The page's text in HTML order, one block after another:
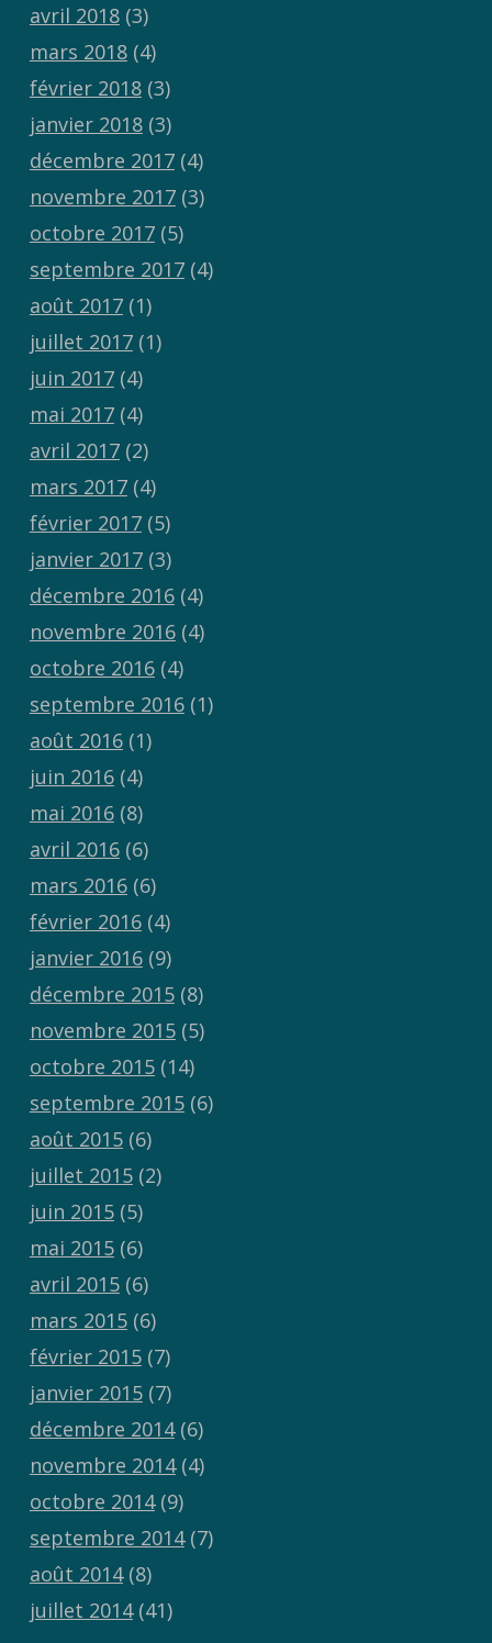
avril 2018(3)
mars 2018(4)
février 2018(3)
janvier 2018(3)
décembre 2017(4)
novembre 2017(3)
octobre 2017(5)
septembre 2017(4)
août 2017(1)
juillet 2017(1)
juin 2017(4)
mai 2017(4)
avril 2017(2)
mars 2017(4)
février 2017(5)
janvier 2017(3)
décembre 2016(4)
novembre 2016(4)
octobre 2016(4)
septembre 2016(1)
août 2016(1)
juin 2016(4)
mai 2016(8)
avril 2016(6)
mars 2016(6)
février 2016(4)
janvier 2016(9)
décembre 2015(8)
novembre 2015(5)
octobre 2015(14)
septembre 2015(6)
août 2015(6)
juillet 2015(2)
juin 2015(5)
mai 2015(6)
avril 2015(6)
mars 2015(6)
février 2015(7)
janvier 2015(7)
décembre 2014(6)
novembre 2014(4)
octobre 2014(9)
septembre 2014(7)
août 2014(8)
juillet 2014(41)